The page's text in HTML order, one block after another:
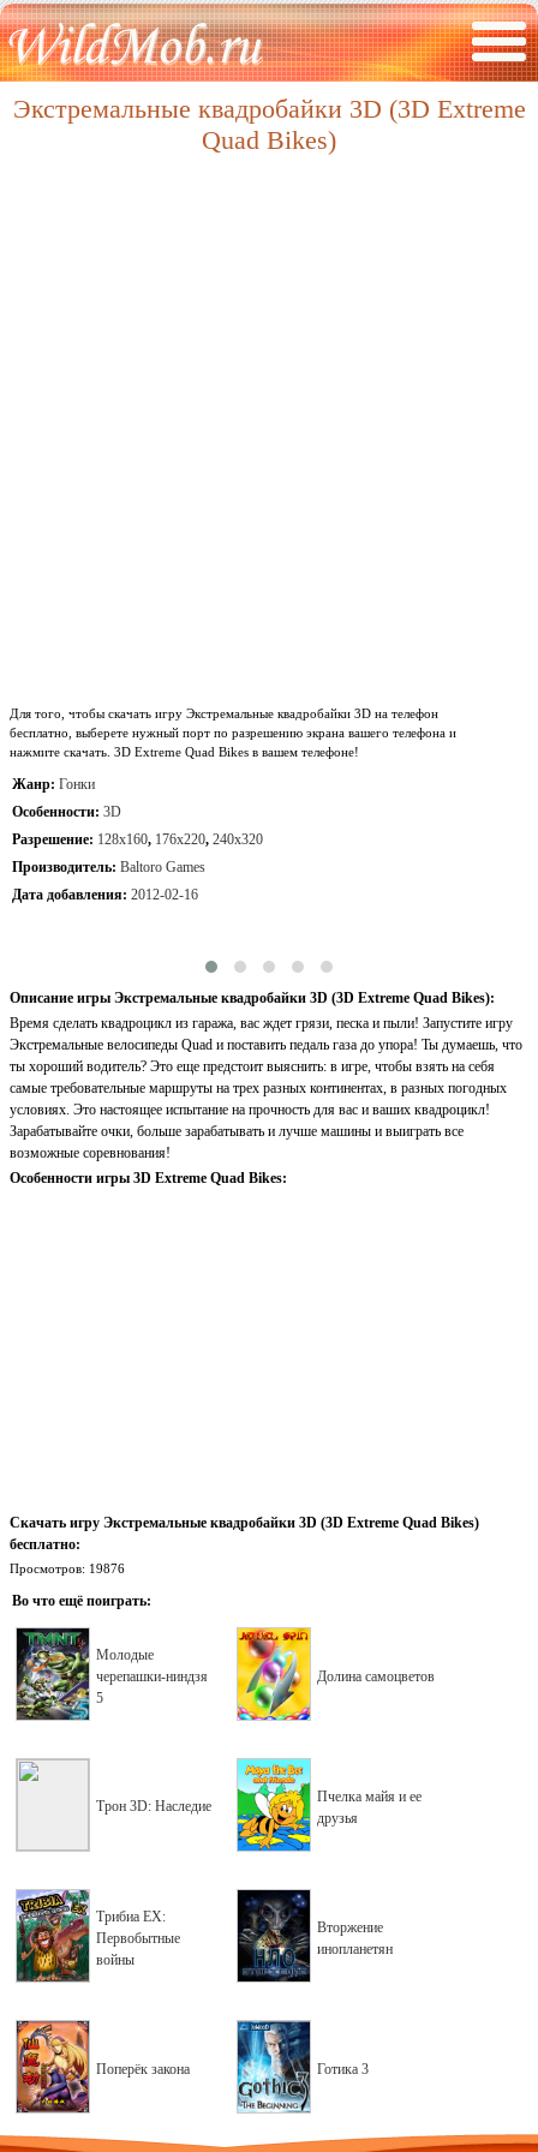
Экстремальные квадробайки 3D (3D Extreme
Quad Bikes)
Для того, чтобы скачать игру Экстремальные квадробайки 3D на телефон
бесплатно, выберете нужный порт по разрешению экрана вашего телефона и
нажмите скачать. 3D Extreme Quad Bikes в вашем телефоне!
Жанр: Гонки
Особенности: 3D
Разрешение: 128x160, 176x220, 240x320
Производитель: Baltoro Games
Дата добавления: 2012-02-16
Описание игры Экстремальные квадробайки 3D (3D Extreme Quad Bikes):
Время сделать квадроцикл из гаража, вас ждет грязи, песка и пыли! Запустите игру
Экстремальные велосипеды Quad и поставить педаль газа до упора! Ты думаешь, что
ты хороший водитель? Это еще предстоит выяснить: в игре, чтобы взять на себя
самые требовательные маршруты на трех разных континентах, в разных погодных
условиях. Это настоящее испытание на прочность для вас и ваших квадроцикл!
Зарабатывайте очки, больше зарабатывать и лучше машины и выиграть все
возможные соревнования!
Особенности игры 3D Extreme Quad Bikes:
Скачать игру Экстремальные квадробайки 3D (3D Extreme Quad Bikes)
бесплатно:
Просмотров: 19876
Во что ещё поиграть:
Молодые
черепашки-ниндзя
5
Долина самоцветов
Трон 3D: Наследие
Пчелка майя и ее
друзья
Трибиа EX:
Первобытные
войны
Вторжение
инопланетян
Поперёк закона Готика 3